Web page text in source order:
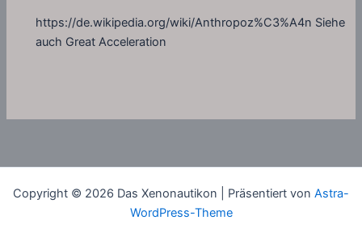
https://de.wikipedia.org/wiki/Anthropoz%C3%A4n Siehe
auch Great Acceleration
Copyright © 2026 Das Xenonautikon | Präsentiert von Astra-
WordPress-Theme